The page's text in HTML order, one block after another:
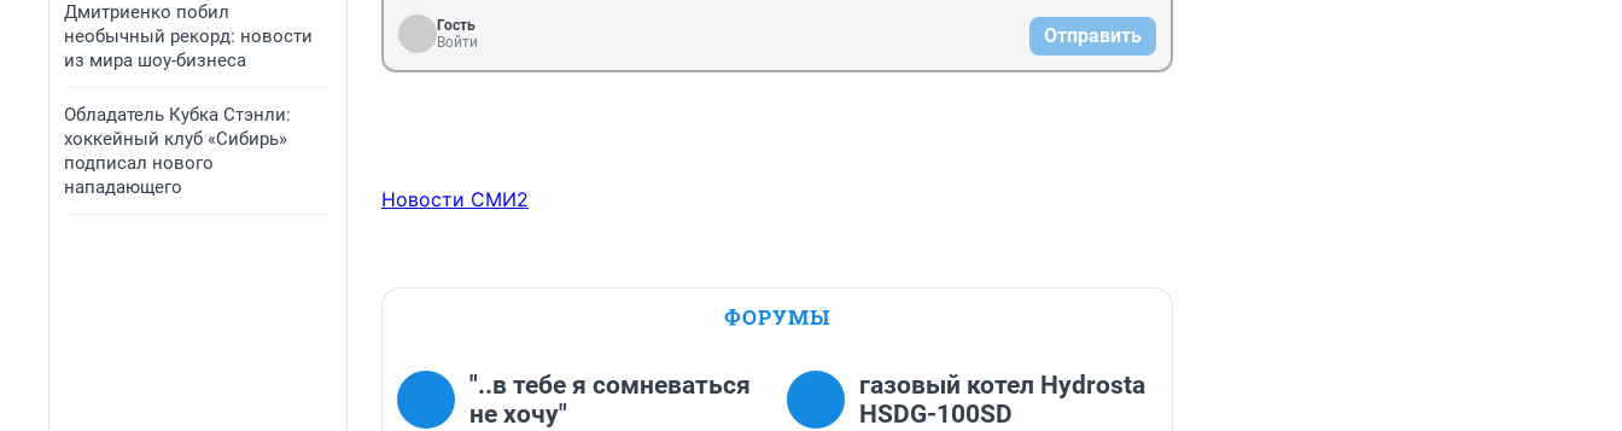
Дмитриенко побил
необычный рекорд: новости
из мира шоу-бизнеса
Обладатель Кубка Стэнли:
хоккейный клуб «Сибирь»
подписал нового
нападающего
Гость
Войти
Отправить
Новости СМИ2
ФОРУМЫ
"..в тебе я сомневаться
не хочу"
газовый котел Hydrosta
HSDG-100SD